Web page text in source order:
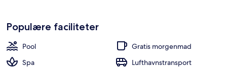
Populære faciliteter
Pool
Gratis morgenmad
Spa
Lufthavnstransport